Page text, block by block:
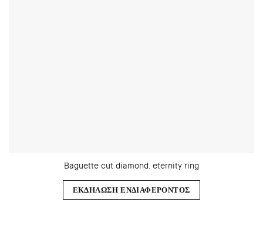
Baguette cut diamond. eternity ring
ΕΚΔΗΛΩΣΗ ΕΝΔΙΑΦΕΡΟΝΤΟΣ